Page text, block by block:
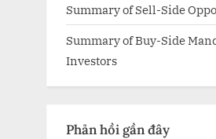
Summary of Sell-Side
Summary of Buy-Side
Investors
Phản hồi gần đây